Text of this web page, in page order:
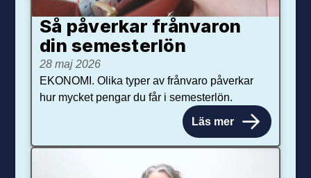
Så påverkar från­varon
din semester­lön
28 maj 2026
EKONOMI. Olika typer av frånvaro påverkar
hur mycket pengar du får i semesterlön.
Läs mer